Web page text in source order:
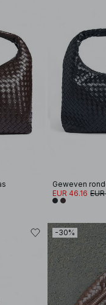
Geweven
EUR 46.16
-30%